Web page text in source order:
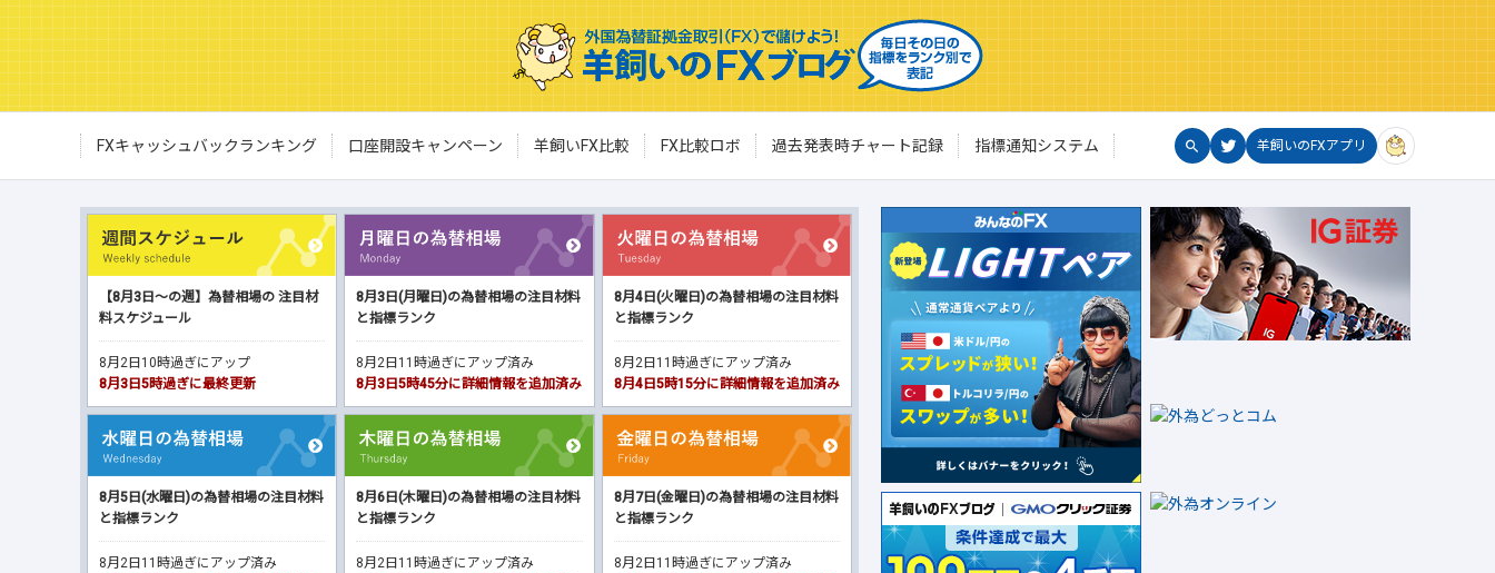
FXキャッシュバックランキング 口座開設キャンペーン 羊飼いFX比較 FX比較ロボ 過去発表時チャート記録 指標通知システム 羊飼いのFXアプリ
【8月3日～の週】為替相場の 注目材
料スケジュール
8月2日10時過ぎにアップ
8月3日5時過ぎに最終更新
8月3日(月曜日)の為替相場の注目材料
と指標ランク
8月2日11時過ぎにアップ済み
8月3日5時45分に詳細情報を追加済み
8月4日(火曜日)の為替相場の注目材料
と指標ランク
8月2日11時過ぎにアップ済み
8月4日5時15分に詳細情報を追加済み
8月5日(水曜日)の為替相場の注目材料
と指標ランク
8月2日11時過ぎにアップ済み
8月6日(木曜日)の為替相場の注目材料
と指標ランク
8月2日11時過ぎにアップ済み
8月7日(金曜日)の為替相場の注目材料
と指標ランク
8月2日11時過ぎにアップ済み